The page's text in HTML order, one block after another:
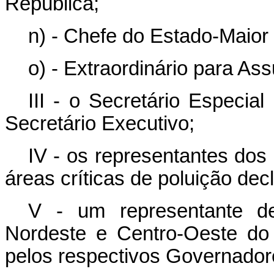
n) - Chefe do Estado-
o) - Extraordinário para
III - o Secretário
Secretário Executivo;
IV - os representantes
áreas críticas de poluição
V - um representante
Nordeste e Centro-Oeste
pelos respectivos